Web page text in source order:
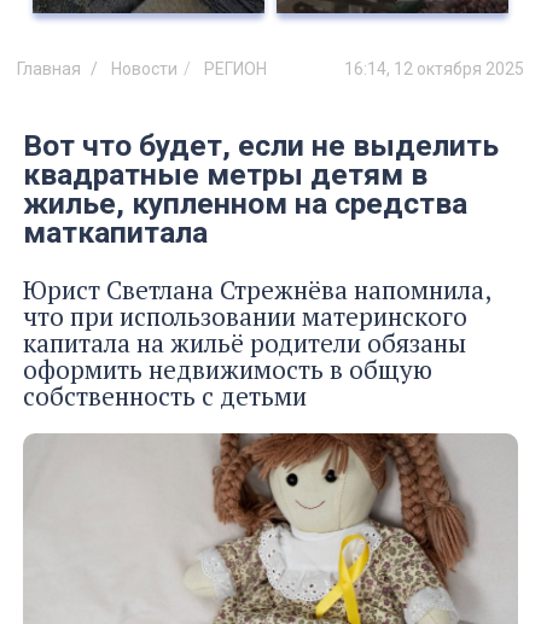
Главная Новости РЕГИОН 16:14, 12 октября 2025
Вот что будет, если не выделить
квадратные метры детям в
жилье, купленном на средства
маткапитала
Юрист Светлана Стрежнёва напомнила,
что при использовании материнского
капитала на жильё родители обязаны
оформить недвижимость в общую
собственность с детьми